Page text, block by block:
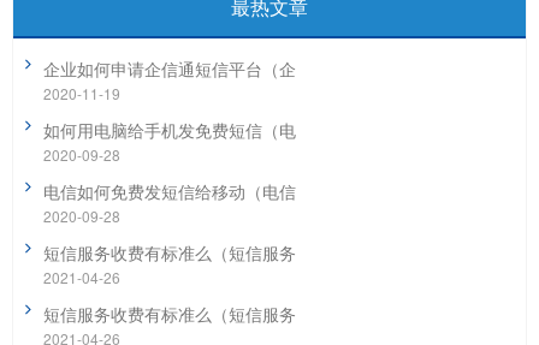
最热文章
企业如何申请企信通短信平台（企
2020-11-19
如何用电脑给手机发免费短信（电
2020-09-28
电信如何免费发短信给移动（电信
2020-09-28
短信服务收费有标准么（短信服务
2021-04-26
短信服务收费有标准么（短信服务
2021-04-26